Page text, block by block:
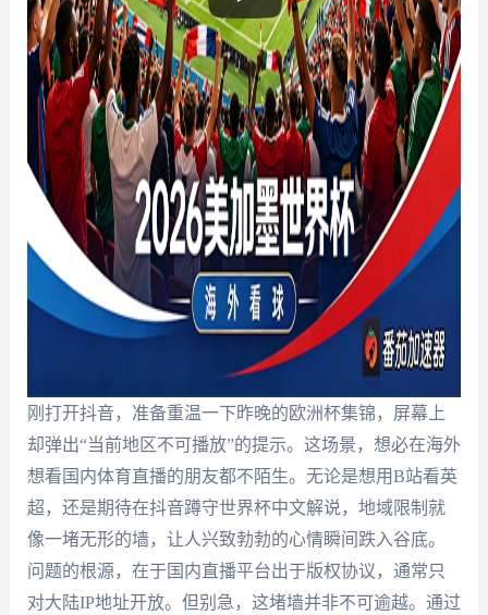
刚打开抖音，准备重温一下昨晚的欧洲杯集锦，屏幕上
却弹出“当前地区不可播放”的提示。这场景，想必在海外
想看国内体育直播的朋友都不陌生。无论是想用B站看英
超，还是期待在抖音蹲守世界杯中文解说，地域限制就
像一堵无形的墙，让人兴致勃勃的心情瞬间跌入谷底。
问题的根源，在于国内直播平台出于版权协议，通常只
对大陆IP地址开放。但别急，这堵墙并非不可逾越。通过